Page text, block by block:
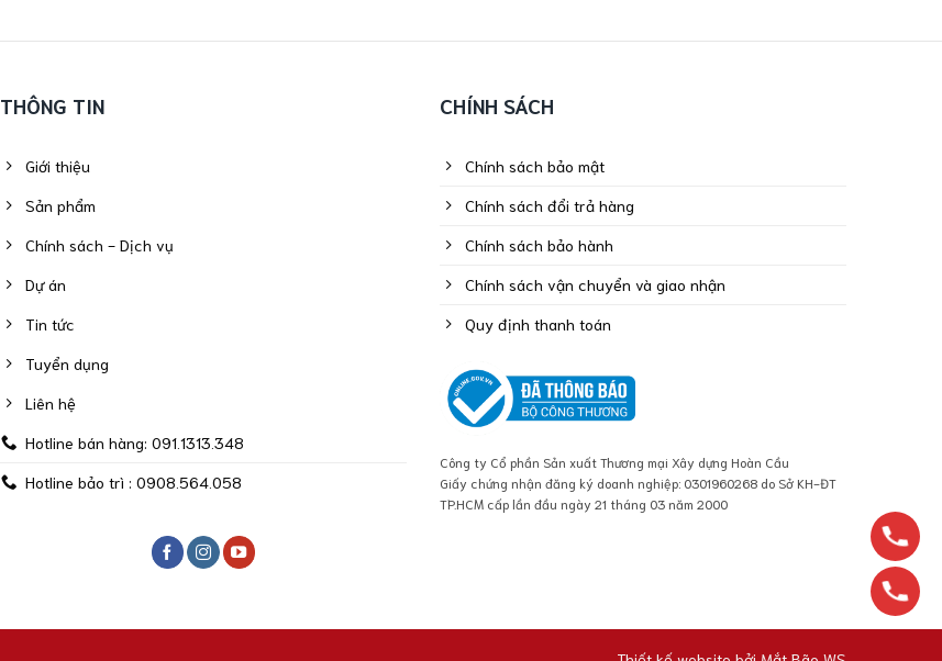
THÔNG TIN
Giới thiệu
Sản phẩm
Chính sách - Dịch vụ
Dự án
Tin tức
Tuyển dụng
Liên hệ
Hotline bán hàng: 091.1313.348
Hotline bảo trì : 0908.564.058
CHÍNH SÁCH
Chính sách bảo mật
Chính sách đổi trả hàng
Chính sách bảo hành
Chính sách vận chuyển và giao nhận
Quy định thanh toán
Công ty Cổ phần Sản xuất Thương mại Xây dựng Hoàn Cầu
Giấy chứng nhận đăng ký doanh nghiệp: 0301960268 do Sở KH-ĐT
TP.HCM cấp lần đầu ngày 21 tháng 03 năm 2000